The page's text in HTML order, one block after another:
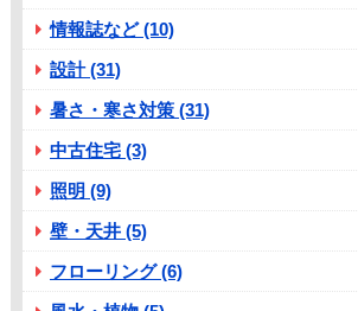
情報誌など (10)
設計 (31)
暑さ・寒さ対策 (31)
中古住宅 (3)
照明 (9)
壁・天井 (5)
フローリング (6)